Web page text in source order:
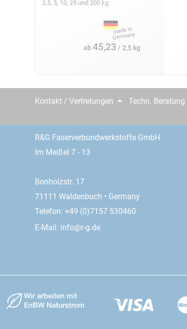
2,5, 5, 10, 25 und 200 kg
ab45,23 / 2,5 kg
Kontakt / Vertretungen Techn. Beratung
R&G Faserverbundwerkstoffe GmbH
Im Meißel 7 - 13
Bonholzstr. 17
71111 Waldenbuch • Germany
Telefon: +49 (0)7157 530460
E-Mail: info@r-g.de